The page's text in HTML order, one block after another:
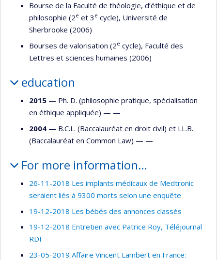
Bourse de la Faculté de théologie, d’éthique et de
philosophie (2e et 3 e cycle), Université de
Sherbrooke (2006)
Bourses de valorisation (2e cycle), Faculté des
Lettres et sciences humaines (2006)
education
2015 — Ph. D. (philosophie pratique, spécialisation
en éthique appliquée) — —
2004 — B.C.L. (Baccalauréat en droit civil) et LL.B.
(Baccalauréat en Common Law) — —
For more information…
26-11-2018 Les implants médicaux de Medtronic
seraient liés à 9300 morts selon une enquête
19-12-2018 Les bébés des annonces classés
19-12-2018 Entretien avec Patrice Roy, Téléjournal
RDI
23-05-2019 Affaire Vincent Lambert en France: